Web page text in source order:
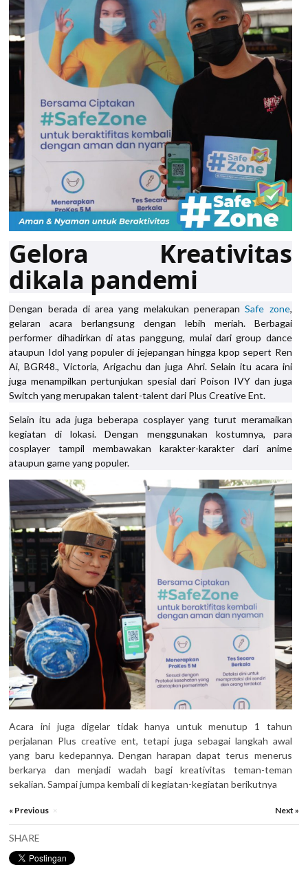
Gelora Kreativitas
dikala pandemi
Dengan berada di area yang melakukan penerapanSafe zone,
gelaran acara berlangsung dengan lebih meriah. Berbagai
performer dihadirkan di atas panggung, mulai dari group dance
ataupun Idol yang populer di jejepangan hingga kpop sepert Ren
Ai, BGR48., Victoria, Arigachu dan juga Ahri. Selain itu acara ini
juga menampilkan pertunjukan spesial dari Poison IVY dan juga
Switch yang merupakan talent-talent dari Plus Creative Ent.
Selain itu ada juga beberapa cosplayer yang turut meramaikan
kegiatan di lokasi. Dengan menggunakan kostumnya, para
cosplayer tampil membawakan karakter-karakter dari anime
ataupun game yang populer.
Acara ini juga digelar tidak hanya untuk menutup 1 tahun
perjalanan Plus creative ent, tetapi juga sebagai langkah awal
yang baru kedepannya. Dengan harapan dapat terus menerus
berkarya dan menjadi wadah bagi kreativitas teman-teman
sekalian. Sampai jumpa kembali di kegiatan-kegiatan berikutnya
« Previous × Next »
SHARE